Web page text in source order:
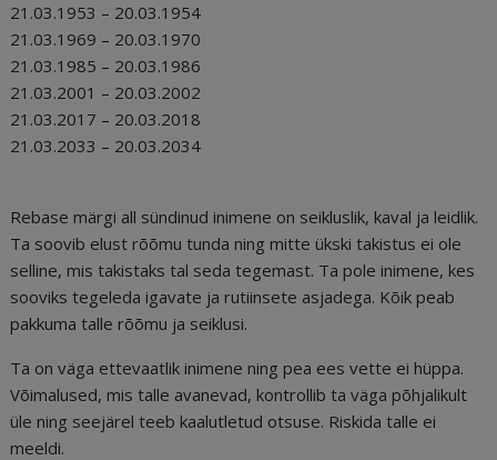
21.03.1953 – 20.03.1954
21.03.1969 – 20.03.1970
21.03.1985 – 20.03.1986
21.03.2001 – 20.03.2002
21.03.2017 – 20.03.2018
21.03.2033 – 20.03.2034
Rebase märgi all sündinud inimene on seikluslik, kaval ja leidlik.
Ta soovib elust rõõmu tunda ning mitte ükski takistus ei ole
selline, mis takistaks tal seda tegemast. Ta pole inimene, kes
sooviks tegeleda igavate ja rutiinsete asjadega. Kõik peab
pakkuma talle rõõmu ja seiklusi.
Ta on väga ettevaatlik inimene ning pea ees vette ei hüppa.
Võimalused, mis talle avanevad, kontrollib ta väga põhjalikult
üle ning seejärel teeb kaalutletud otsuse. Riskida talle ei
meeldi.